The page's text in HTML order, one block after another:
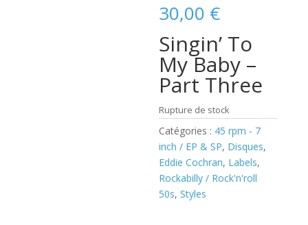
30,00 €
Singin’ To
My Baby –
Part Three
Rupture de stock
Catégories : 45 rpm - 7
inch / EP & SP, Disques,
Eddie Cochran, Labels,
Rockabilly / Rock'n'roll
50s,Styles